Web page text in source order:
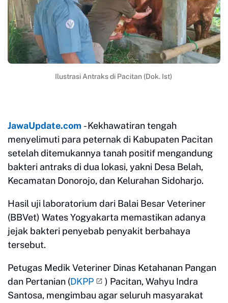
Ilustrasi Antraks di Pacitan (Dok. Ist)
JawaUpdate.com - Kekhawatiran tengah
menyelimuti para peternak di Kabupaten Pacitan
setelah ditemukannya tanah positif mengandung
bakteri antraks di dua lokasi, yakni Desa Belah,
Kecamatan Donorojo, dan Kelurahan Sidoharjo.
Hasil uji laboratorium dari Balai Besar Veteriner
(BBVet) Wates Yogyakarta memastikan adanya
jejak bakteri penyebab penyakit berbahaya
tersebut.
Petugas Medik Veteriner Dinas Ketahanan Pangan
dan Pertanian (DKPP
) Pacitan, Wahyu Indra
Santosa, mengimbau agar seluruh masyarakat